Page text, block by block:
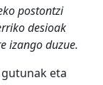
postontzi
desioak
izango duzue.
eta